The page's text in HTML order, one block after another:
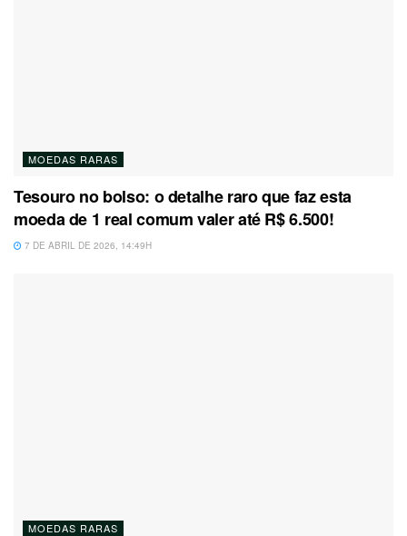
MOEDAS RARAS
Tesouro no bolso: o detalhe raro que faz esta
moeda de 1 real comum valer até R$ 6.500!
7 DE ABRIL DE 2026, 14:49H
MOEDAS RARAS